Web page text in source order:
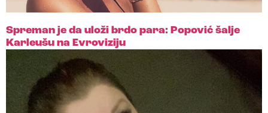
Spreman je da uloži brdo para: Popović šalje
Karleušu na Evroviziju